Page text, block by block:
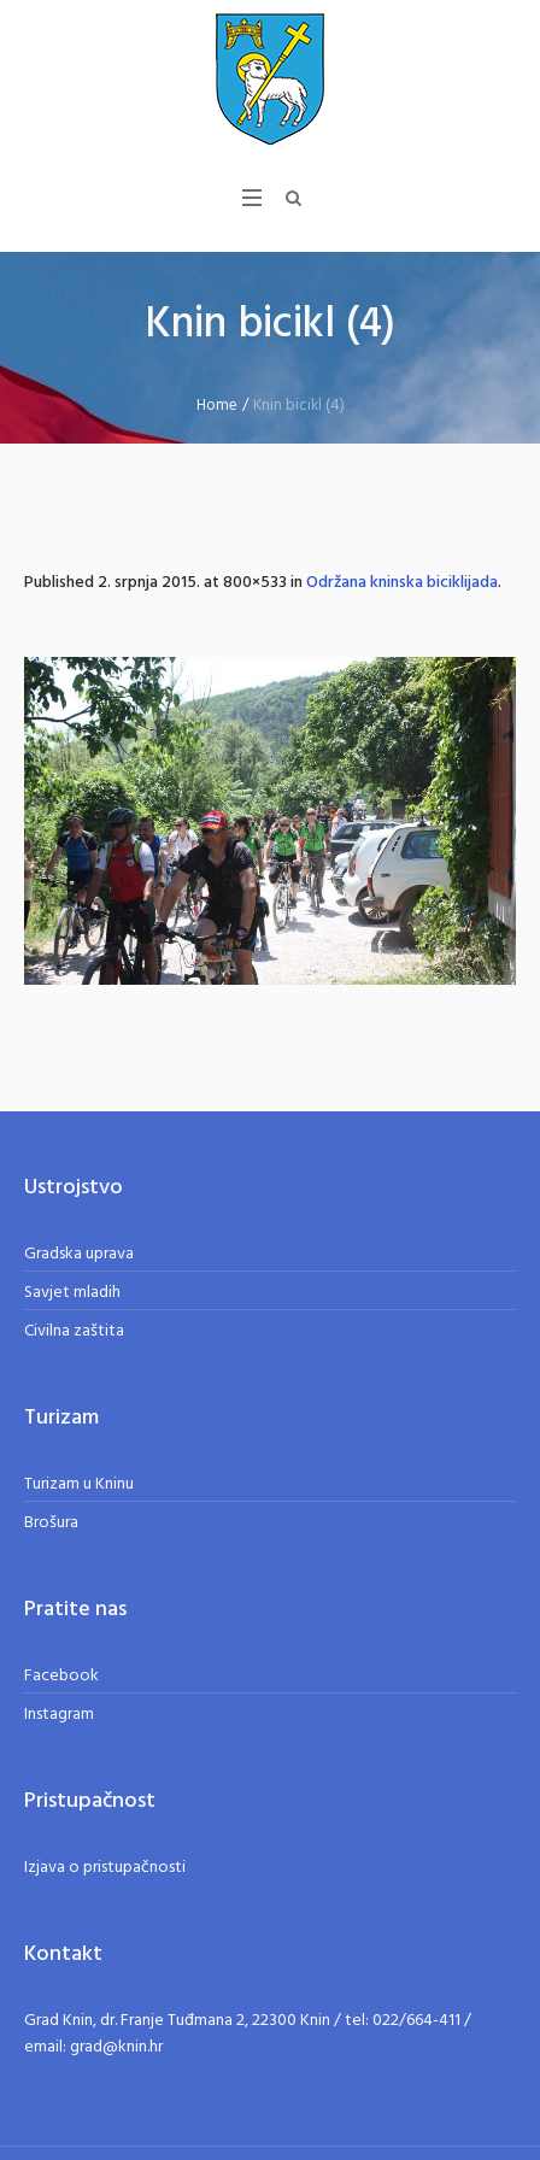
Knin bicikl (4)
Home /Knin bicikl (4)
Published2. srpnja 2015.at 800×533 inOdržana kninska biciklijada.
Ustrojstvo
Gradska uprava
Savjet mladih
Civilna zaštita
Turizam
Turizam u Kninu
Brošura
Pratite nas
Facebook
Instagram
Pristupačnost
Izjava o pristupačnosti
Kontakt
Grad Knin, dr. Franje Tuđmana 2, 22300 Knin / tel: 022/664-411 /
email: grad@knin.hr